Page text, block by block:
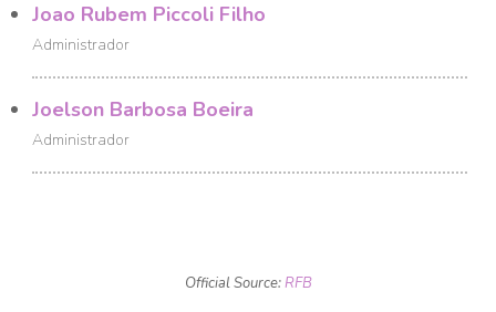
Joao Rubem Piccoli Filho
Administrador
Joelson Barbosa Boeira
Administrador
Official Source:RFB